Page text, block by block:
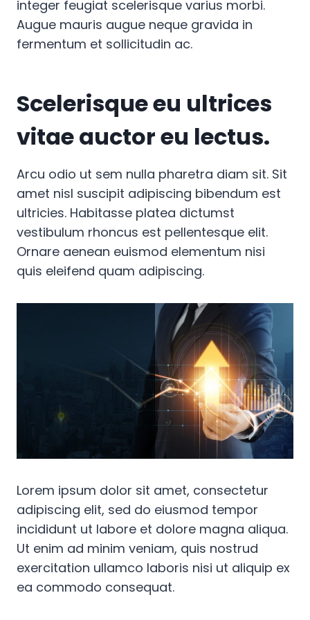
integer feugiat scelerisque varius morbi.
Augue mauris augue neque gravida in
fermentum et sollicitudin ac.
Scelerisque eu ultrices
vitae auctor eu lectus.
Arcu odio ut sem nulla pharetra diam sit. Sit
amet nisl suscipit adipiscing bibendum est
ultricies. Habitasse platea dictumst
vestibulum rhoncus est pellentesque elit.
Ornare aenean euismod elementum nisi
quis eleifend quam adipiscing.
Lorem ipsum dolor sit amet, consectetur
adipiscing elit, sed do eiusmod tempor
incididunt ut labore et dolore magna aliqua.
Ut enim ad minim veniam, quis nostrud
exercitation ullamco laboris nisi ut aliquip ex
ea commodo consequat.